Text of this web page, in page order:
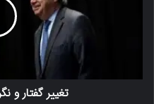
تغییر گفتار و